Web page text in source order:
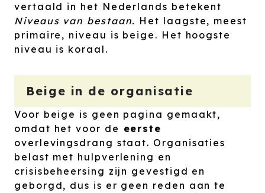
vertaald in het Nederlands betekent
Niveaus van bestaan. Het laagste, meest
primaire, niveau is beige. Het hoogste
niveau is koraal.
Beige in de organisatie
Voor beige is geen pagina gemaakt,
omdat het voor de eerste
overlevingsdrang staat. Organisaties
belast met hulpverlening en
crisisbeheersing zijn gevestigd en
geborgd, dus is er geen reden aan te